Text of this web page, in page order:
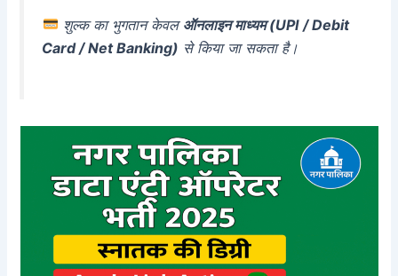
शुल्क का भुगतान केवल ऑनलाइन माध्यम (UPI / Debit
Card / Net Banking) से किया जा सकता है।